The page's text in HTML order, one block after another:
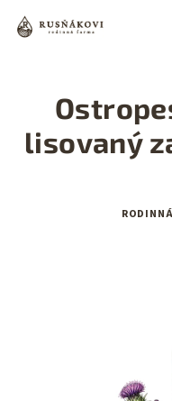
lisovaný